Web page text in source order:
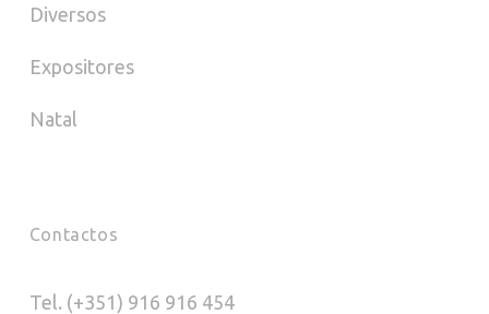
Diversos
Expositores
Natal
Contactos
Tel. (+351) 916 916 454